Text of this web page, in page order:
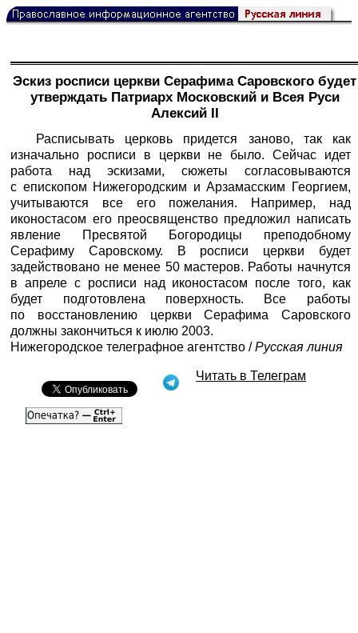
Эскиз росписи церкви Серафима Саровского будет
утверждать Патриарх Московский и Всея Руси
Алексий II
Расписывать церковь придется заново, так как
изначально росписи в церкви не было. Сейчас идет
работа над эскизами, сюжеты согласовываются
с епископом Нижегородским и Арзамасским Георгием,
учитываются все его пожелания. Например, над
иконостасом его преосвященство предложил написать
явление Пресвятой Богородицы преподобному
Серафиму Саровскому. В росписи церкви будет
задействовано не менее 50 мастеров. Работы начнутся
в апреле с росписи над иконостасом после того, как
будет подготовлена поверхность. Все работы
по восстановлению церкви Серафима Саровского
должны закончиться к июлю 2003.
Нижегородское телеграфное агентство /Русская линия
Читать в Телеграм